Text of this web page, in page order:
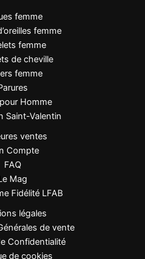
femme
femme
femme
de cheville
femme
Homme
Saint-Valentin
ventes
Compte
FAQ
Mag
Fidélité LFAB
légales
de vente
Confidentialité
de cookies